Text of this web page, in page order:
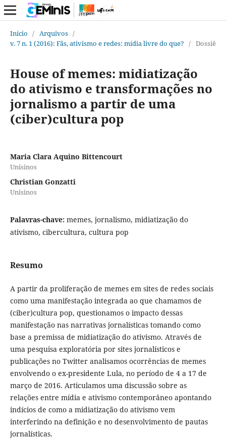
Início / Arquivos /
v. 7 n. 1 (2016): Fãs, ativismo e redes: mídia livre do que? / Dossiê
House of memes: midiatização
do ativismo e transformações no
jornalismo a partir de uma
(ciber)cultura pop
Maria Clara Aquino Bittencourt
Unisinos
Christian Gonzatti
Unisinos
Palavras-chave: memes, jornalismo, midiatização do
ativismo, cibercultura, cultura pop
Resumo
A partir da proliferação de memes em sites de redes sociais
como uma manifestação integrada ao que chamamos de
(ciber)cultura pop, questionamos o impacto dessas
manifestação nas narrativas jornalísticas tomando como
base a premissa de midiatização do ativismo. Através de
uma pesquisa exploratória por sites jornalísticos e
publicações no Twitter analisamos ocorrências de memes
envolvendo o ex-presidente Lula, no período de 4 a 17 de
março de 2016. Articulamos uma discussão sobre as
relações entre mídia e ativismo contemporâneo apontando
indícios de como a midiatização do ativismo vem
interferindo na definição e no desenvolvimento de pautas
jornalísticas.